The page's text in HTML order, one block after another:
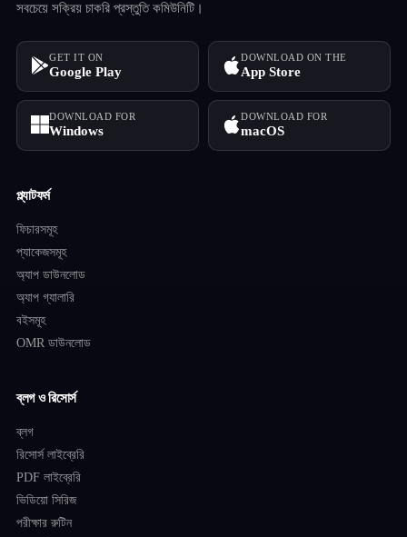
সবচেয়ে সক্রিয় চাকরি প্রস্তুতি কমিউনিটি।
GET IT ON
Google Play
DOWNLOAD ON THE
App Store
DOWNLOAD FOR
Windows
DOWNLOAD FOR
macOS
প্ল্যাটফর্ম
ফিচারসমূহ
প্যাকেজসমূহ
অ্যাপ ডাউনলোড
অ্যাপ গ্যালারি
বইসমূহ
OMR ডাউনলোড
ব্লগ ও রিসোর্স
ব্লগ
রিসোর্স লাইব্রেরি
PDF লাইব্রেরি
ভিডিয়ো সিরিজ
পরীক্ষার রুটিন